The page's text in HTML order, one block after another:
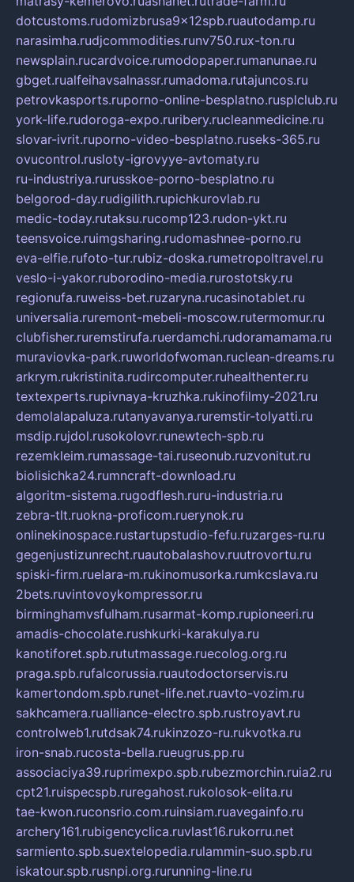
dotcustoms.rudomizbrusa9x12spb.ruautodamp.ru
narasimha.rudjcommodities.runv750.rux-ton.ru
newsplain.rucardvoice.rumodopaper.rumanunae.ru
gbget.rualfeihavsalnassr.rumadoma.rutajuncos.ru
petrovkasports.ruporno-online-besplatno.rusplclub.ru
york-life.rudoroga-expo.ruribery.rucleanmedicine.ru
slovar-ivrit.ruporno-video-besplatno.ruseks-365.ru
ovucontrol.rusloty-igrovyye-avtomaty.ru
ru-industriya.rurusskoe-porno-besplatno.ru
belgorod-day.rudigilith.rupichkurovlab.ru
medic-today.rutaksu.rucomp123.rudon-ykt.ru
teensvoice.ruimgsharing.rudomashnee-porno.ru
eva-elfie.rufoto-tur.rubiz-doska.rumetropoltravel.ru
veslo-i-yakor.ruborodino-media.rurostotsky.ru
regionufa.ruweiss-bet.ruzaryna.rucasinotablet.ru
universalia.ruremont-mebeli-moscow.rutermomur.ru
clubfisher.ruremstirufa.ruerdamchi.rudoramamama.ru
muraviovka-park.ruworldofwoman.ruclean-dreams.ru
arkrym.rukristinita.rudircomputer.ruhealthenter.ru
textexperts.rupivnaya-kruzhka.rukinofilmy-2021.ru
demolalapaluza.rutanyavanya.ruremstir-tolyatti.ru
msdip.rujdol.rusokolovr.runewtech-spb.ru
rezemkleim.rumassage-tai.ruseonub.ruzvonitut.ru
biolisichka24.rumncraft-download.ru
algoritm-sistema.rugodflesh.ruru-industria.ru
zebra-tlt.ruokna-proficom.ruerynok.ru
onlinekinospace.rustartupstudio-fefu.ruzarges-ru.ru
gegenjustizunrecht.ruautobalashov.ruutrovortu.ru
spiski-firm.ruelara-m.rukinomusorka.rumkcslava.ru
2bets.ruvintovoykompressor.ru
birminghamvsfulham.rusarmat-komp.rupioneeri.ru
amadis-chocolate.rushkurki-karakulya.ru
kanotiforet.spb.rututmassage.ruecolog.org.ru
praga.spb.rufalcorussia.ruautodoctorservis.ru
kamertondom.spb.runet-life.net.ruavto-vozim.ru
sakhcamera.rualliance-electro.spb.rustroyavt.ru
controlweb1.rutdsak74.rukinzozo-ru.rukvotka.ru
iron-snab.rucosta-bella.rueugrus.pp.ru
associaciya39.ruprimexpo.spb.rubezmorchin.ruia2.ru
cpt21.ruispecspb.ruregahost.rukolosok-elita.ru
tae-kwon.ruconsrio.com.ruinsiam.ruavegainfo.ru
archery161.rubigencyclica.ruvlast16.rukorru.net
sarmiento.spb.suextelopedia.rulammin-suo.spb.ru
iskatour.spb.rusnpi.org.rurunning-line.ru